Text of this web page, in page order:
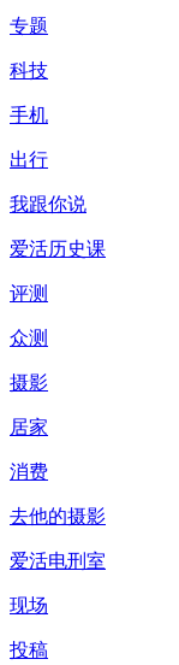
专题
科技
手机
出行
我跟你说
爱活历史课
评测
众测
摄影
居家
消费
去他的摄影
爱活电刑室
现场
投稿